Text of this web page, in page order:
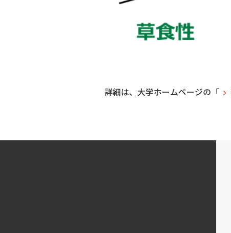
詳細は、大学ホームページの「